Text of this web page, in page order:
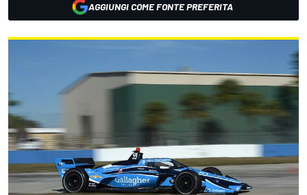
AGGIUNGI COME FONTE PREFERITA